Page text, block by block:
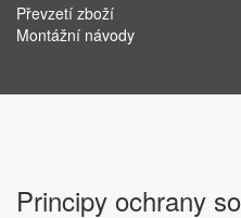
Převzetí zboží
Montážní návody
Principy ochrany